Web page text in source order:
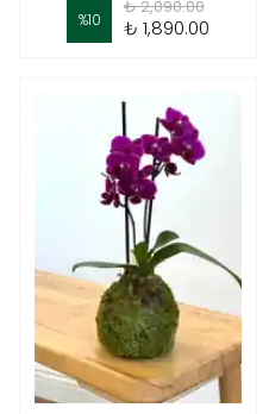
%10
₺ 2,090.00
₺ 1,890.00